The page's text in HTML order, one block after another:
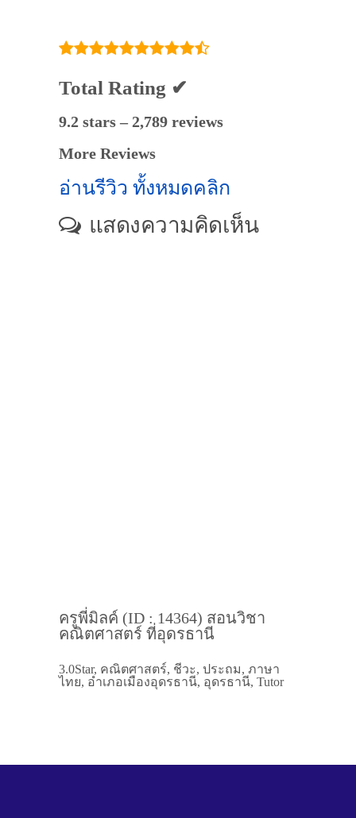
Total Rating ✔
9.2 stars – 2,789 reviews
More Reviews
อ่านรีวิว ทั้งหมดคลิก
แสดงความคิดเห็น
ครูพี่มิลค์ (ID : 14364) สอนวิชา
คณิตศาสตร์ ที่อุดรธานี
3.0Star, คณิตศาสตร์, ชีวะ, ประถม, ภาษา
ไทย, อำเภอเมืองอุดรธานี, อุดรธานี, Tutor